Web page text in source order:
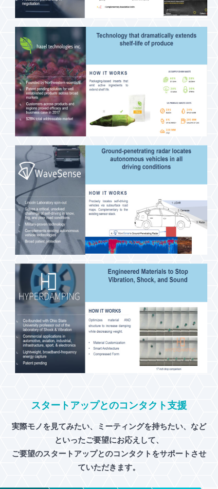
スタートアップとのコンタクト支援
実際モノを見てみたい、ミーティングを持ちたい、など
といったご要望にお応えして、
ご要望のスタートアップとのコンタクトをサポートさせ
ていただきます。